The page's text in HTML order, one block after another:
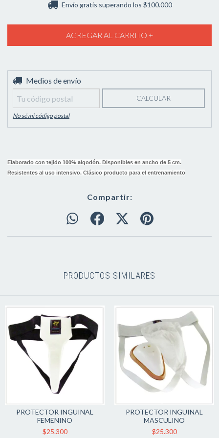
Envío gratis superando los $100.000
Entregas para el CP:
Medios de envío
CALCULAR
No sé mi código postal
Elaborado con tejido 100% algodón. Disponibles en ancho de 5 cm.
Resistentes al uso intensivo. Clásico producto para el entrenamiento
Compartir:
PRODUCTOS SIMILARES
PROTECTOR INGUINAL
FEMENINO
$25.300
PROTECTOR INGUINAL
MASCULINO
$25.300